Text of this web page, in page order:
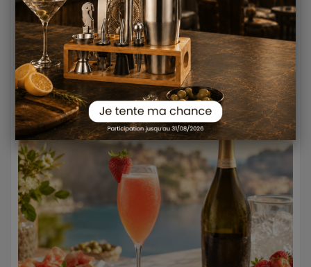
dans une flûte bien fraîche.
- Étape 2 : Ajouter doucement le Prosecco.
- Étape 3 : Mélanger très délicatement.
- Étape 4 : Servir immédiatement.
5. Le Rossini : le cocktail italien à
la fraise